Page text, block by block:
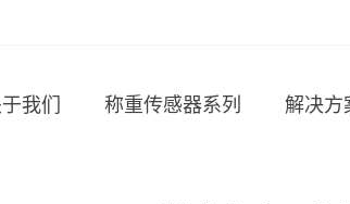
我们 称重传感器系列 解决方